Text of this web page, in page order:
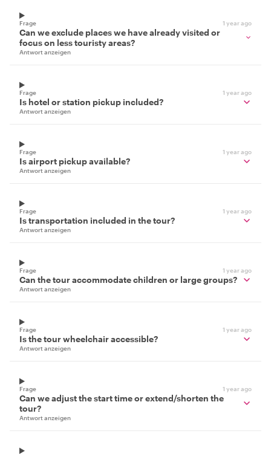
Frage 1 year ago
Can we exclude places we have already visited or
focus on less touristy areas?
Antwort anzeigen
Frage 1 year ago
Is hotel or station pickup included?
Antwort anzeigen
Frage 1 year ago
Is airport pickup available?
Antwort anzeigen
Frage 1 year ago
Is transportation included in the tour?
Antwort anzeigen
Frage 1 year ago
Can the tour accommodate children or large groups?
Antwort anzeigen
Frage 1 year ago
Is the tour wheelchair accessible?
Antwort anzeigen
Frage 1 year ago
Can we adjust the start time or extend/shorten the
tour?
Antwort anzeigen